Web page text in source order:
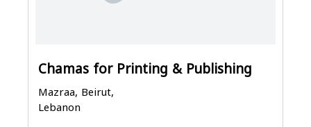
Chamas for Printing & Publishing
Mazraa, Beirut,
Lebanon